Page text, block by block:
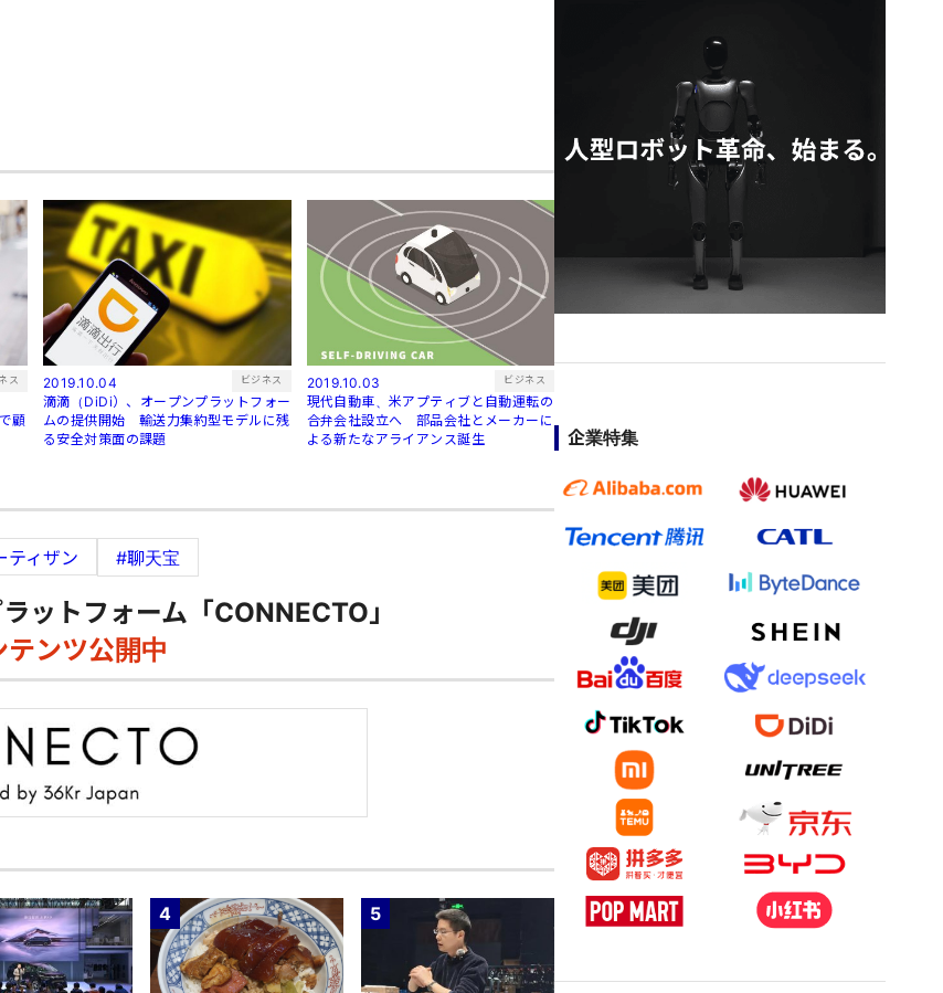
ス
顧
2019.10.04 ビジネス
滴滴（DiDi）、オープンプラットフォー
ムの提供開始 輸送力集約型モデルに残
る安全対策面の課題
2019.10.03 ビジネス
現代自動車、米アプティブと自動運転の
合弁会社設立へ 部品会社とメーカーに
よる新たなアライアンス誕生
ティザン #聊天宝
ットフォーム「CONNECTO」
テンツ公開中
4 5
企業特集